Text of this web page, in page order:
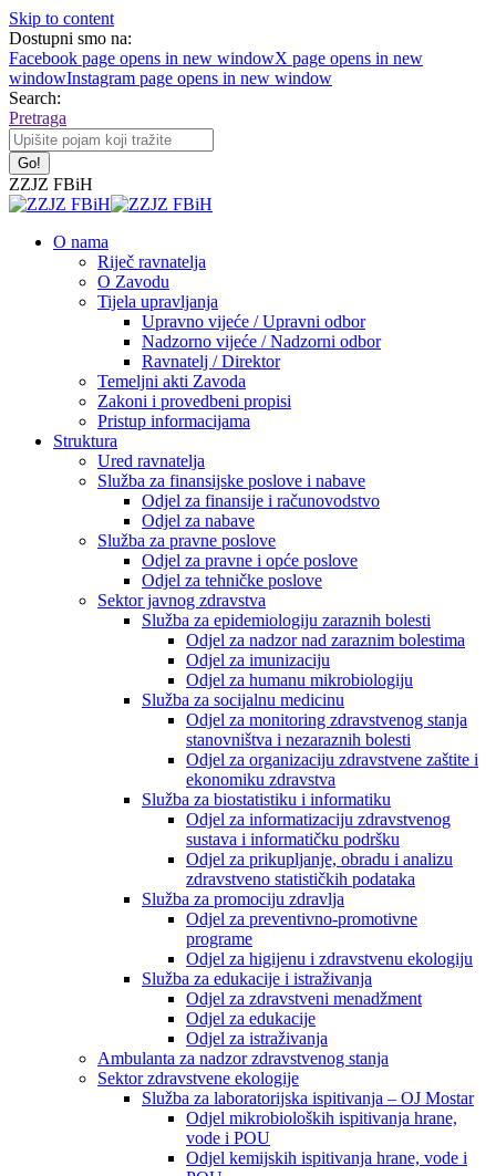
Skip to content
Dostupni smo na:
Facebook page opens in new windowX page opens in new
windowInstagram page opens in new window
Search:
Pretraga
ZZJZ FBiH
O nama
Riječ ravnatelja
O Zavodu
Tijela upravljanja
Upravno vijeće / Upravni odbor
Nadzorno vijeće / Nadzorni odbor
Ravnatelj / Direktor
Temeljni akti Zavoda
Zakoni i provedbeni propisi
Pristup informacijama
Struktura
Ured ravnatelja
Služba za finansijske poslove i nabave
Odjel za finansije i računovodstvo
Odjel za nabave
Služba za pravne poslove
Odjel za pravne i opće poslove
Odjel za tehničke poslove
Sektor javnog zdravstva
Služba za epidemiologiju zaraznih bolesti
Odjel za nadzor nad zaraznim bolestima
Odjel za imunizaciju
Odjel za humanu mikrobiologiju
Služba za socijalnu medicinu
Odjel za monitoring zdravstvenog stanja
stanovništva i nezaraznih bolesti
Odjel za organizaciju zdravstvene zaštite i
ekonomiku zdravstva
Služba za biostatistiku i informatiku
Odjel za informatizaciju zdravstvenog
sustava i informatičku podršku
Odjel za prikupljanje, obradu i analizu
zdravstveno statističkih podataka
Služba za promociju zdravlja
Odjel za preventivno-promotivne
programe
Odjel za higijenu i zdravstvenu ekologiju
Služba za edukacije i istraživanja
Odjel za zdravstveni menadžment
Odjel za edukacije
Odjel za istraživanja
Ambulanta za nadzor zdravstvenog stanja
Sektor zdravstvene ekologije
Služba za laboratorijska ispitivanja – OJ Mostar
Odjel mikrobioloških ispitivanja hrane,
vode i POU
Odjel kemijskih ispitivanja hrane, vode i